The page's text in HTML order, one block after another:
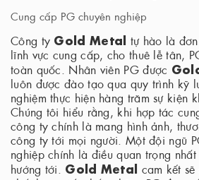
Cung cấp PG chuyên nghiệp
Công ty Gold Metal tự hào là
lĩnh vực cung cấp, cho thuê lễ tân,
toàn quốc. Nhân viên PG được
luôn được đào tạo qua quy trình kỹ
nghiệm thực hiện hàng trăm sự kiện
Chúng tôi hiểu rằng, khi hợp tác
công ty chính là mang hình ảnh,
công ty tới mọi người. Một đội ngũ
nghiệp chính là điều quan trọng
hướng tới. Gold Metal cam kết